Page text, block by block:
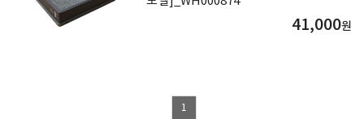
41,000원
1